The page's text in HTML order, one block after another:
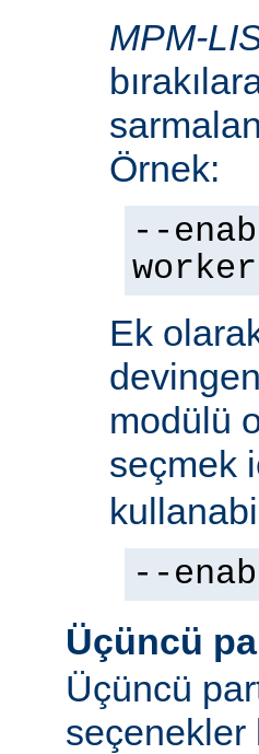
MPM-
Örnek:
--
Ek
modülü
seçmek
--
Üçüncü
Üçüncü
seçenekler